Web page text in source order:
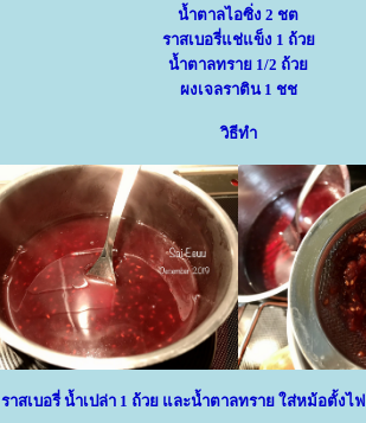
น้ำตาลไอซิ่ง 2 ชต
ราสเบอรี่แช่แข็ง 1 ถ้ว
น้ำตาลทราย 1/2 ถ้ว
ผงเจลราติน 1 ชช
วิธีทำ
ราสเบอรี่ น้ำเปล่า 1 ถ้วย และน้ำตาลทราย ใส่หม้อตั้ง